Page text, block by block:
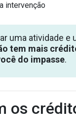
intervenção
uma atividade e
tem mais
do impasse.
os